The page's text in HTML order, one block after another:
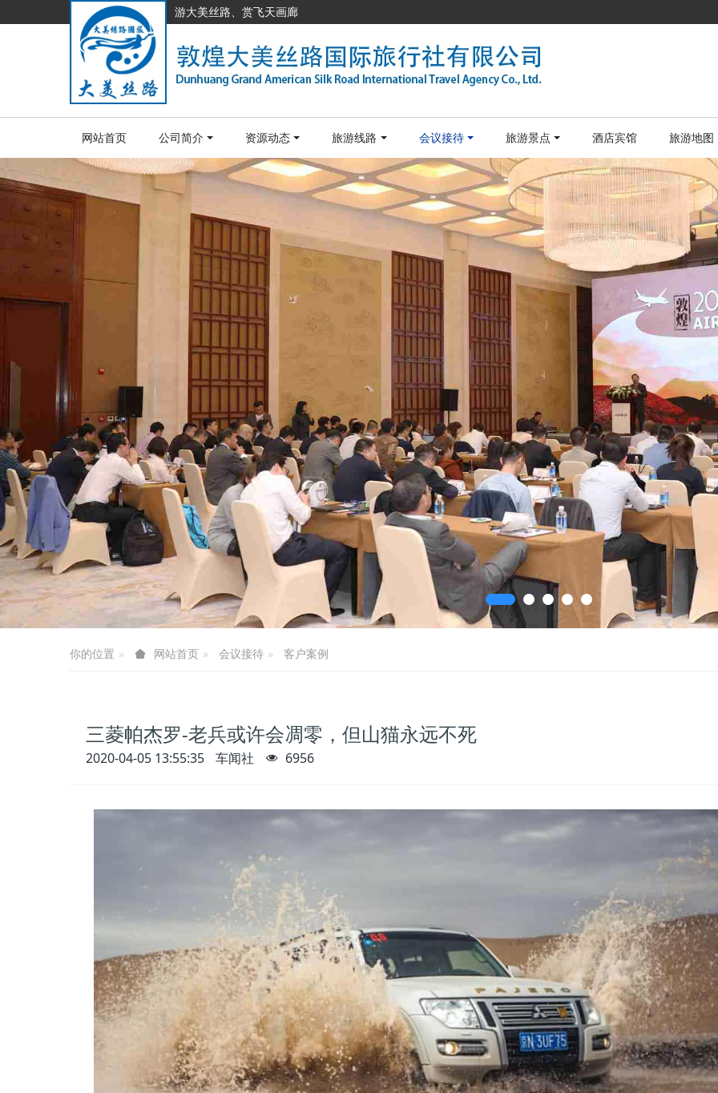
游大美丝路、赏飞天画廊
网站首页 公司简介 资源动态 旅游线路 会议接待 旅游景点 酒店宾馆 旅游地图
你的位置 网站首页 会议接待 客户案例
三菱帕杰罗-老兵或许会凋零，但山猫永远不死
2020-04-05 13:55:35 车闻社 6956